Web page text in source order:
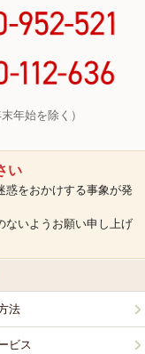
年始を除く）
い
惑をおかけする事象が発
ないようお願い申し上げ
法
ビス